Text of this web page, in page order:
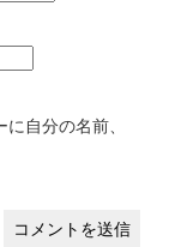
自分の名前、